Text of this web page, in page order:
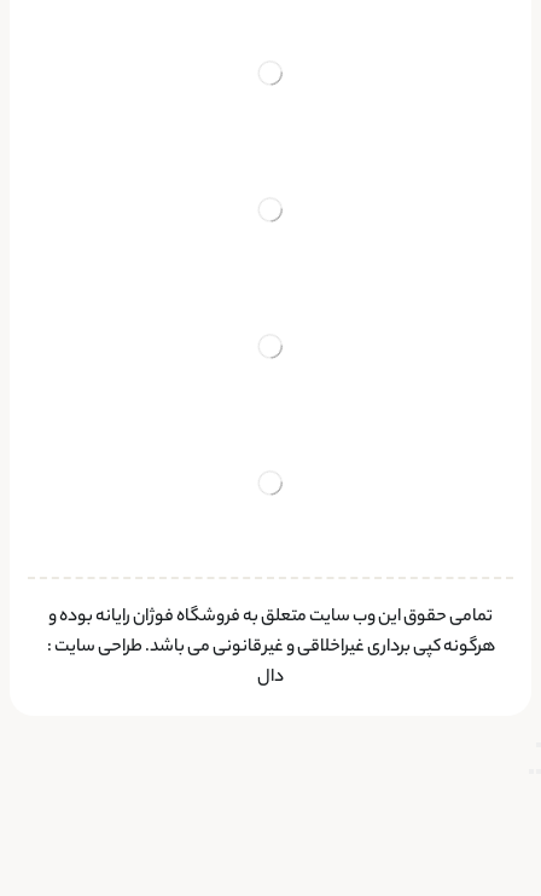
تمامی حقوق این وب سایت متعلق به فروشگاه فوژان رایانه بوده و
هرگونه کپی برداری غیراخلاقی و غیرقانونی می باشد.طراحی سایت:
دال